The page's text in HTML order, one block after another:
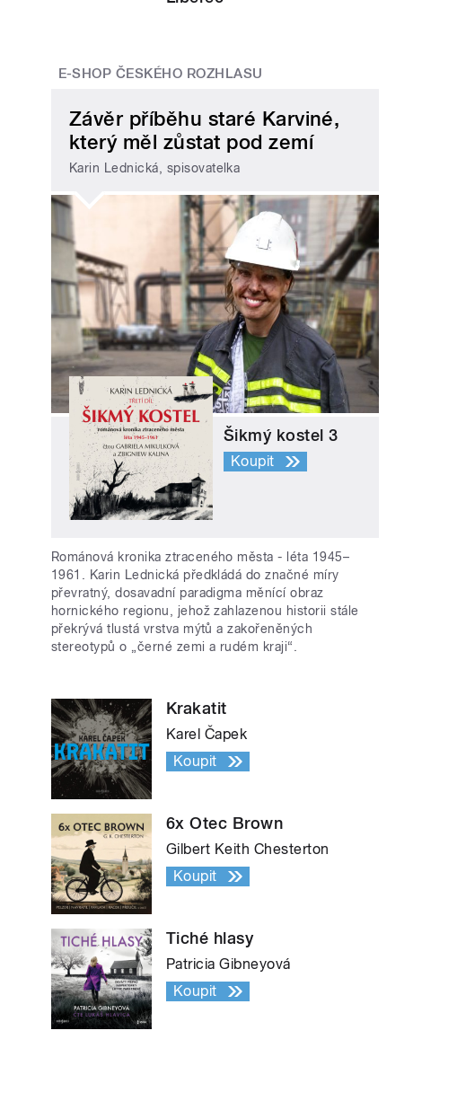
E-SHOP ČESKÉHO ROZHLASU
Závěr příběhu staré Karviné,
který měl zůstat pod zemí
Karin Lednická, spisovatelka
Šikmý kostel 3
Koupit
Románová kronika ztraceného města - léta 1945–
1961. Karin Lednická předkládá do značné míry
převratný, dosavadní paradigma měnící obraz
hornického regionu, jehož zahlazenou historii stále
překrývá tlustá vrstva mýtů a zakořeněných
stereotypů o „černé zemi a rudém kraji“.
Krakatit
Karel Čapek
Koupit
6x Otec Brown
Gilbert Keith Chesterton
Koupit
Tiché hlasy
Patricia Gibneyová
Koupit